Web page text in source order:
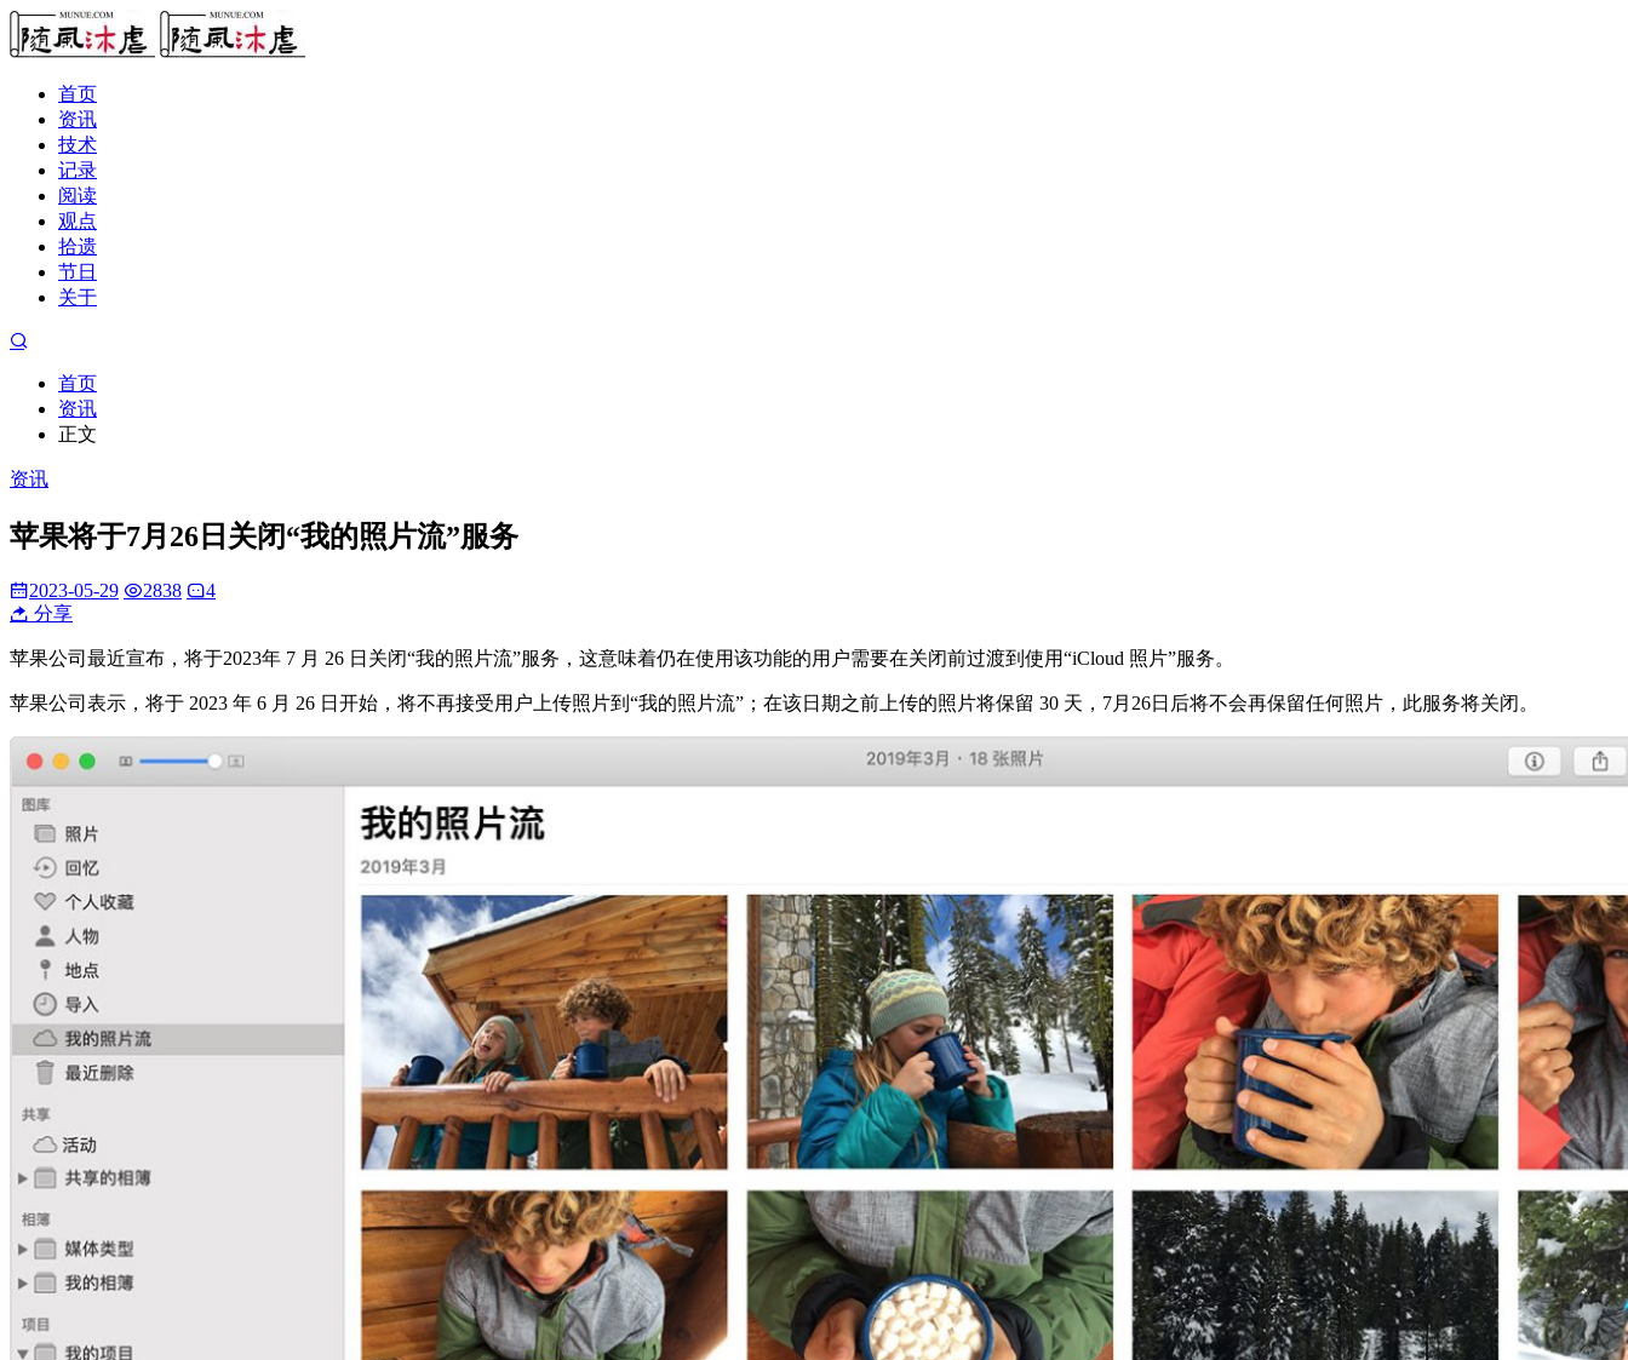
首页
资讯
技术
记录
阅读
观点
拾遗
节日
关于
首页
资讯
正文
资讯
苹果将于7月26日关闭“我的照片流”服务
2023-05-29 2838
4
分享
苹果公司最近宣布，将于2023年 7 月 26 日关闭“我的照片流”服务，这意味着仍在使用该功能的用户需要在关闭前过渡到使用“iCloud 照片”服务。
苹果公司表示，将于 2023 年 6 月 26 日开始，将不再接受用户上传照片到“我的照片流”；在该日期之前上传的照片将保留 30 天，7月26日后将不会再保留任何照片，此服务将关闭。